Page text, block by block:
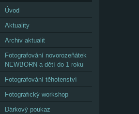
Úvod
Aktuality
Archiv aktualit
Fotografování novorozeňátek
NEWBORN a dětí do 1 roku
Fotografování těhotenství
Fotografický workshop
Dárkový poukaz